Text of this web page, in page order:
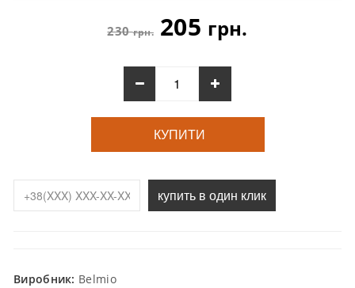
230грн.205 грн.
КУПИТИ
купить в один клик
Виробник: Belmio